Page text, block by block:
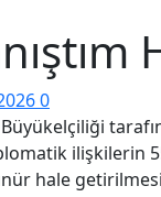
0
ilişkilerin
hale